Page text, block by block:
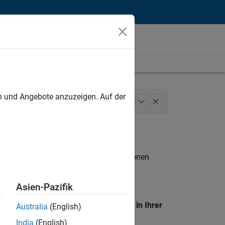
Services 2
. Wenn Sie noch immer keine offenen
unseres
Standort, um alle Stellenangebote in Ihrer
Angebote anzuzeigen. Auf der
Asien-Pazifik
Australia (English)
India (English)